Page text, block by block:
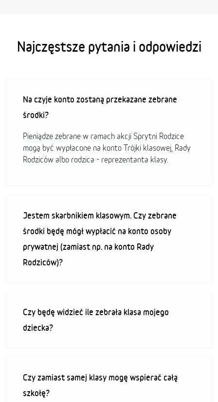
Najczęstsze pytania i odpowiedzi
Na czyje konto zostaną przekazane zebrane
środki?
Pieniądze zebrane w ramach akcji Sprytni Rodzice
mogą być wypłacone na konto Trójki klasowej, Rady
Rodziców albo rodzica - reprezentanta klasy.
Jestem skarbnikiem klasowym. Czy zebrane
środki będę mógł wypłacić na konto osoby
prywatnej (zamiast np. na konto Rady
Rodziców)?
Czy będę widzieć ile zebrała klasa mojego
dziecka?
Czy zamiast samej klasy mogę wspierać całą
szkołę?